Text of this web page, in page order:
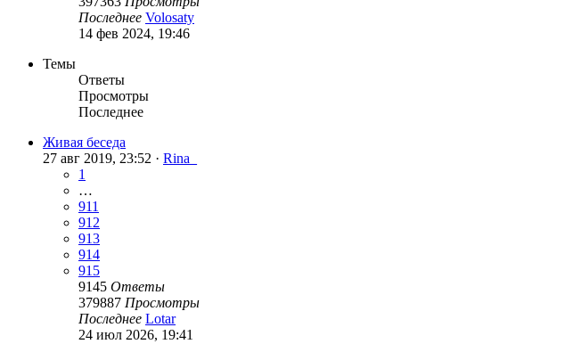
Последнее Volosaty
14 фев 2024, 19:46
Темы
Ответы
Просмотры
Последнее
Живая беседа
27 авг 2019, 23:52 · Rina_
1
…
911
912
913
914
915
9145 Ответы
379887 Просмотры
Последнее Lotar
24 июл 2026, 19:41